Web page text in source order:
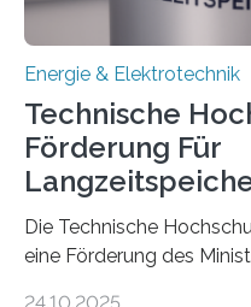
Energie & Elektrotechnik
Technische
Förderung Für
Die Technische
eine Förderung des
24.10.2025